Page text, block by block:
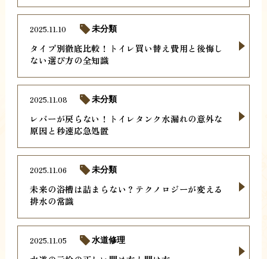
タイプ別徹底比較！トイレ買い替え費用と後悔し
ない選び方の全知識
2025.11.10 未分類
レバーが戻らない！トイレタンク水漏れの意外な
原因と秒速応急処置
2025.11.08 未分類
未来の浴槽は詰まらない？テクノロジーが変える
排水の常識
2025.11.06 未分類
2025.11.05 水道修理